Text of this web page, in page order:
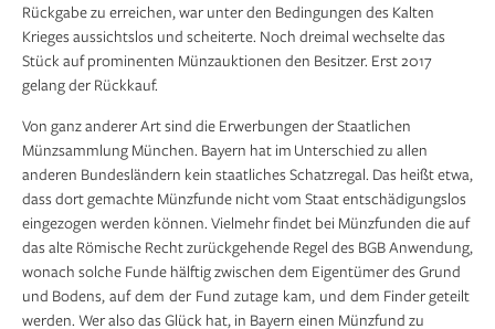
Rückgabe zu erreichen, war unter den Bedingungen des Kalten
Krieges aussichtslos und scheiterte. Noch dreimal wechselte das
Stück auf prominenten Münzauktionen den Besitzer. Erst 2017
gelang der Rückkauf.
Von ganz anderer Art sind die Erwerbungen der Staatlichen
Münzsammlung München. Bayern hat im Unterschied zu allen
anderen Bundesländern kein staatliches Schatzregal. Das heißt etwa,
dass dort gemachte Münzfunde nicht vom Staat entschädigungslos
eingezogen werden können. Vielmehr findet bei Münzfunden die auf
das alte Römische Recht zurückgehende Regel des BGB Anwendung,
wonach solche Funde hälftig zwischen dem Eigentümer des Grund
und Bodens, auf dem der Fund zutage kam, und dem Finder geteilt
werden. Wer also das Glück hat, in ­Bayern einen Münzfund zu